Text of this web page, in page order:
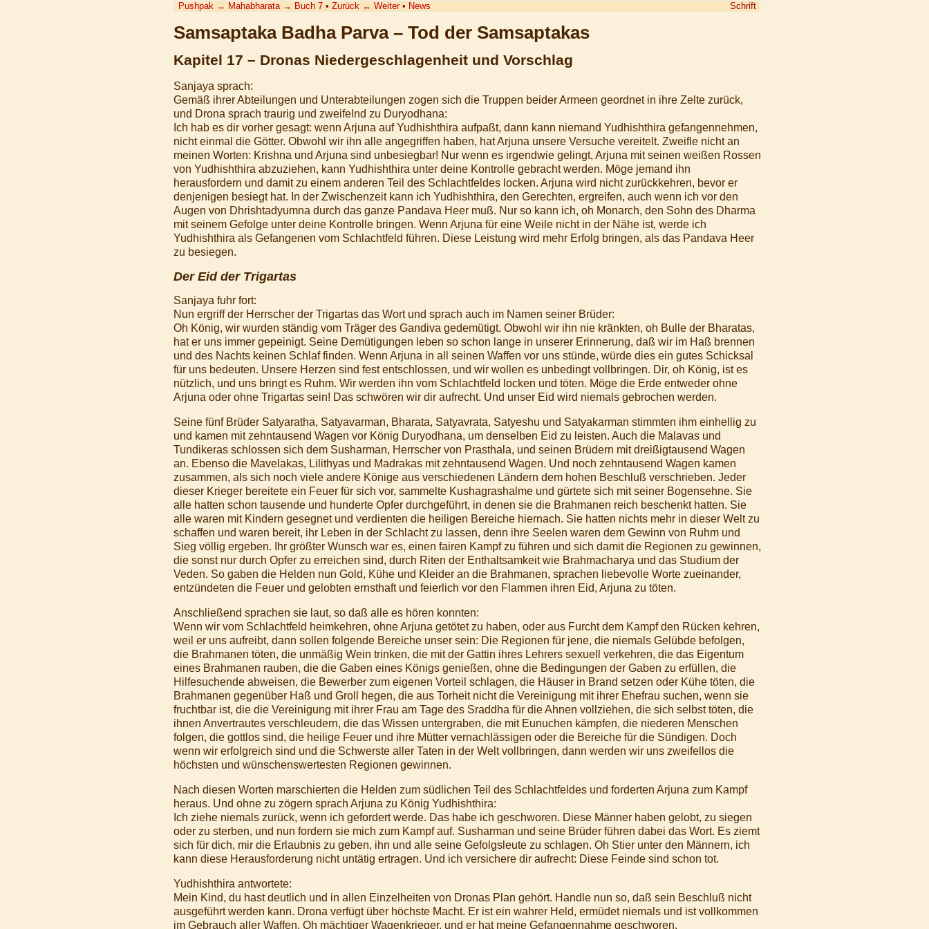
Pushpak → Mahabharata → Buch 7 •Zurück ↔ Weiter• News Schrift
Samsaptaka Badha Parva – Tod der Samsaptakas
Kapitel 17 – Dronas Niedergeschlagenheit und Vorschlag
Sanjaya sprach:
Gemäß ihrer Abteilungen und Unterabteilungen zogen sich die Truppen beider Armeen geordnet in ihre Zelte zurück,
und Drona sprach traurig und zweifelnd zu Duryodhana:
Ich hab es dir vorher gesagt: wenn Arjuna auf Yudhishthira aufpaßt, dann kann niemand Yudhishthira gefangennehmen,
nicht einmal die Götter. Obwohl wir ihn alle angegriffen haben, hat Arjuna unsere Versuche vereitelt. Zweifle nicht an
meinen Worten: Krishna und Arjuna sind unbesiegbar! Nur wenn es irgendwie gelingt, Arjuna mit seinen weißen Rossen
von Yudhishthira abzuziehen, kann Yudhishthira unter deine Kontrolle gebracht werden. Möge jemand ihn
herausfordern und damit zu einem anderen Teil des Schlachtfeldes locken. Arjuna wird nicht zurückkehren, bevor er
denjenigen besiegt hat. In der Zwischenzeit kann ich Yudhishthira, den Gerechten, ergreifen, auch wenn ich vor den
Augen von Dhrishtadyumna durch das ganze Pandava Heer muß. Nur so kann ich, oh Monarch, den Sohn des Dharma
mit seinem Gefolge unter deine Kontrolle bringen. Wenn Arjuna für eine Weile nicht in der Nähe ist, werde ich
Yudhishthira als Gefangenen vom Schlachtfeld führen. Diese Leistung wird mehr Erfolg bringen, als das Pandava Heer
zu besiegen.
Der Eid der Trigartas
Sanjaya fuhr fort:
Nun ergriff der Herrscher der Trigartas das Wort und sprach auch im Namen seiner Brüder:
Oh König, wir wurden ständig vom Träger des Gandiva gedemütigt. Obwohl wir ihn nie kränkten, oh Bulle der Bharatas,
hat er uns immer gepeinigt. Seine Demütigungen leben so schon lange in unserer Erinnerung, daß wir im Haß brennen
und des Nachts keinen Schlaf finden. Wenn Arjuna in all seinen Waffen vor uns stünde, würde dies ein gutes Schicksal
für uns bedeuten. Unsere Herzen sind fest entschlossen, und wir wollen es unbedingt vollbringen. Dir, oh König, ist es
nützlich, und uns bringt es Ruhm. Wir werden ihn vom Schlachtfeld locken und töten. Möge die Erde entweder ohne
Arjuna oder ohne Trigartas sein! Das schwören wir dir aufrecht. Und unser Eid wird niemals gebrochen werden.
Seine fünf Brüder Satyaratha, Satyavarman, Bharata, Satyavrata, Satyeshu und Satyakarman stimmten ihm einhellig zu
und kamen mit zehntausend Wagen vor König Duryodhana, um denselben Eid zu leisten. Auch die Malavas und
Tundikeras schlossen sich dem Susharman, Herrscher von Prasthala, und seinen Brüdern mit dreißigtausend Wagen
an. Ebenso die Mavelakas, Lilithyas und Madrakas mit zehntausend Wagen. Und noch zehntausend Wagen kamen
zusammen, als sich noch viele andere Könige aus verschiedenen Ländern dem hohen Beschluß verschrieben. Jeder
dieser Krieger bereitete ein Feuer für sich vor, sammelte Kushagrashalme und gürtete sich mit seiner Bogensehne. Sie
alle hatten schon tausende und hunderte Opfer durchgeführt, in denen sie die Brahmanen reich beschenkt hatten. Sie
alle waren mit Kindern gesegnet und verdienten die heiligen Bereiche hiernach. Sie hatten nichts mehr in dieser Welt zu
schaffen und waren bereit, ihr Leben in der Schlacht zu lassen, denn ihre Seelen waren dem Gewinn von Ruhm und
Sieg völlig ergeben. Ihr größter Wunsch war es, einen fairen Kampf zu führen und sich damit die Regionen zu gewinnen,
die sonst nur durch Opfer zu erreichen sind, durch Riten der Enthaltsamkeit wie Brahmacharya und das Studium der
Veden. So gaben die Helden nun Gold, Kühe und Kleider an die Brahmanen, sprachen liebevolle Worte zueinander,
entzündeten die Feuer und gelobten ernsthaft und feierlich vor den Flammen ihren Eid, Arjuna zu töten.
Anschließend sprachen sie laut, so daß alle es hören konnten:
Wenn wir vom Schlachtfeld heimkehren, ohne Arjuna getötet zu haben, oder aus Furcht dem Kampf den Rücken kehren,
weil er uns aufreibt, dann sollen folgende Bereiche unser sein: Die Regionen für jene, die niemals Gelübde befolgen,
die Brahmanen töten, die unmäßig Wein trinken, die mit der Gattin ihres Lehrers sexuell verkehren, die das Eigentum
eines Brahmanen rauben, die die Gaben eines Königs genießen, ohne die Bedingungen der Gaben zu erfüllen, die
Hilfesuchende abweisen, die Bewerber zum eigenen Vorteil schlagen, die Häuser in Brand setzen oder Kühe töten, die
Brahmanen gegenüber Haß und Groll hegen, die aus Torheit nicht die Vereinigung mit ihrer Ehefrau suchen, wenn sie
fruchtbar ist, die die Vereinigung mit ihrer Frau am Tage des Sraddha für die Ahnen vollziehen, die sich selbst töten, die
ihnen Anvertrautes verschleudern, die das Wissen untergraben, die mit Eunuchen kämpfen, die niederen Menschen
folgen, die gottlos sind, die heilige Feuer und ihre Mütter vernachlässigen oder die Bereiche für die Sündigen. Doch
wenn wir erfolgreich sind und die Schwerste aller Taten in der Welt vollbringen, dann werden wir uns zweifellos die
höchsten und wünschenswertesten Regionen gewinnen.
Nach diesen Worten marschierten die Helden zum südlichen Teil des Schlachtfeldes und forderten Arjuna zum Kampf
heraus. Und ohne zu zögern sprach Arjuna zu König Yudhishthira:
Ich ziehe niemals zurück, wenn ich gefordert werde. Das habe ich geschworen. Diese Männer haben gelobt, zu siegen
oder zu sterben, und nun fordern sie mich zum Kampf auf. Susharman und seine Brüder führen dabei das Wort. Es ziemt
sich für dich, mir die Erlaubnis zu geben, ihn und alle seine Gefolgsleute zu schlagen. Oh Stier unter den Männern, ich
kann diese Herausforderung nicht untätig ertragen. Und ich versichere dir aufrecht: Diese Feinde sind schon tot.
Yudhishthira antwortete:
Mein Kind, du hast deutlich und in allen Einzelheiten von Dronas Plan gehört. Handle nun so, daß sein Beschluß nicht
ausgeführt werden kann. Drona verfügt über höchste Macht. Er ist ein wahrer Held, ermüdet niemals und ist vollkommen
im Gebrauch aller Waffen. Oh mächtiger Wagenkrieger, und er hat meine Gefangennahme geschworen.